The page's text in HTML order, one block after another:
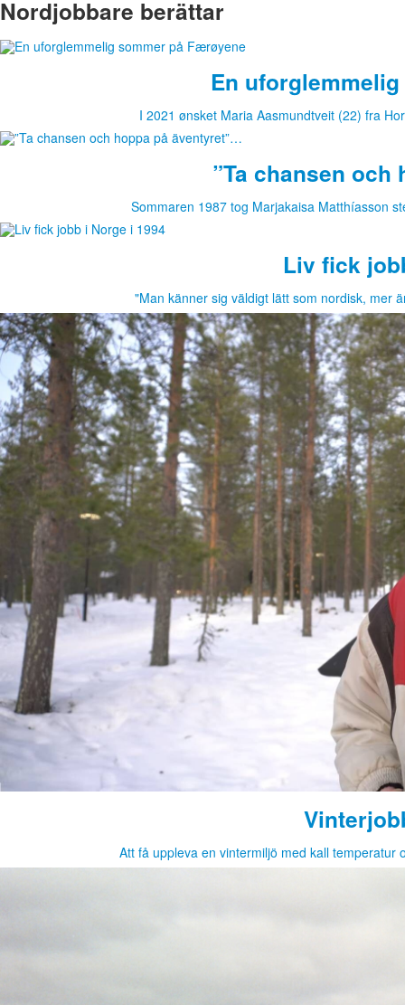
Nordjobbare berättar
En
I 2021 ønsket Maria Aasmundtveit (22) fra
”Ta chansen
Sommaren 1987 tog Marjakaisa Matthíasson
Liv fick
"Man känner sig väldigt lätt som nordisk, mer
Att få uppleva en vintermiljö med kall